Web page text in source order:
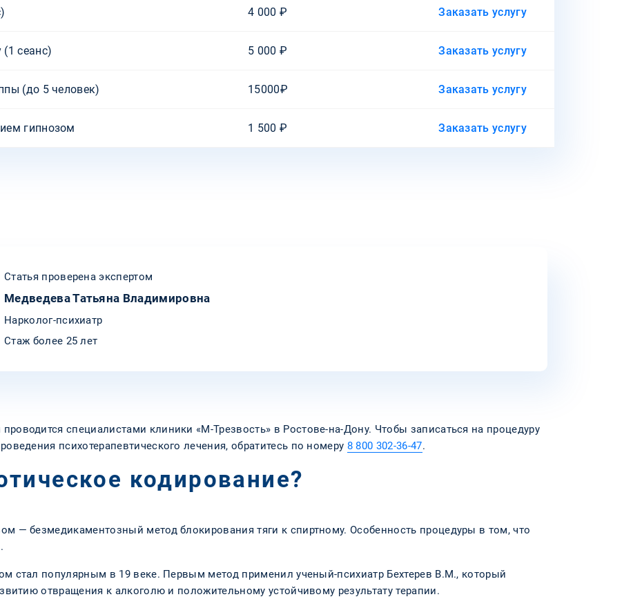
4 000 ₽ Заказать услугу
сеанс) 5 000 ₽ Заказать услугу
(до 5 человек) 15000₽ Заказать услугу
гипнозом 1 500 ₽ Заказать услугу
Статья проверена экспертом
Медведева Татьяна Владимировна
Нарколог-психиатр
Стаж более 25 лет
специалистами клиники «М-Трезвость» в Ростове-на-Дону. Чтобы записаться на процедуру
психотерапевтического лечения, обратитесь по номеру 8 800 302-36-47.
кодирование?
— безмедикаментозный метод блокирования тяги к спиртному. Особенность процедуры в том, что
стал популярным в 19 веке. Первым метод применил ученый-психиатр Бехтерев В.М., который
отвращения к алкоголю и положительному устойчивому результату терапии.